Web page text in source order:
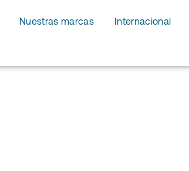
Nuestras marcas Internacional